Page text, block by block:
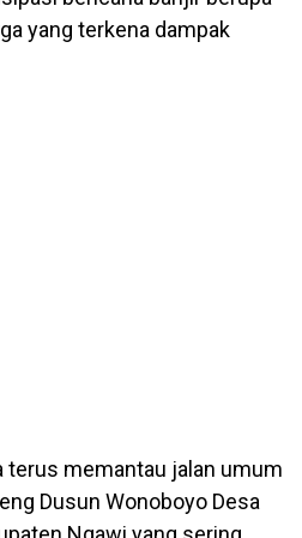
yang terkena dampak
terus memantau jalan umum
Dusun Wonoboyo Desa